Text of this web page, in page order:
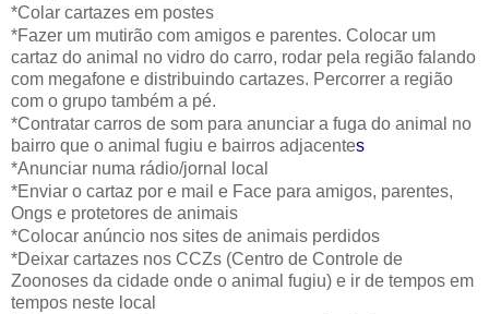
*Colar cartazes em postes
*Fazer um mutirão com amigos e parentes. Colocar um
cartaz do animal no vidro do carro, rodar pela região falando
com megafone e distribuindo cartazes. Percorrer a região
com o grupo também a pé.
*Contratar carros de som para anunciar a fuga do animal no
bairro que o animal fugiu e bairros adjacentes
*Anunciar numa rádio/jornal local
*Enviar o cartaz por e mail e Face para amigos, parentes,
Ongs e protetores de animais
*Colocar anúncio nos sites de animais perdidos
*Deixar cartazes nos CCZs (Centro de Controle de
Zoonoses da cidade onde o animal fugiu) e ir de tempos em
tempos neste local